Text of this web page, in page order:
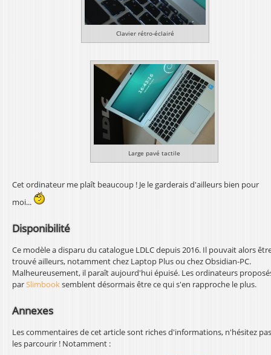
Clavier rétro-éclairé
Large pavé tactile
Cet ordinateur me plaît beaucoup ! Je le garderais d'ailleurs bien pour
moi...
Disponibilité
Ce modèle a disparu du catalogue LDLC depuis 2016. Il pouvait alors
trouvé ailleurs, notamment chez Laptop Plus ou chez Obsidian-PC.
Malheureusement, il paraît aujourd'hui épuisé. Les ordinateurs
parSlimbooksemblent désormais être ce qui s'en rapproche le plus.
Annexes
Les commentaires de cet article sont riches d'informations, n'hésitez
les parcourir ! Notamment :